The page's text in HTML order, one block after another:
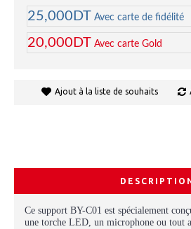
25,000DT Avec carte de fidélité
20,000DT Avec carte Gold
Ajout à la liste de souhaits
Ce support BY-C01 est spécialement
une torche LED, un microphone ou tout